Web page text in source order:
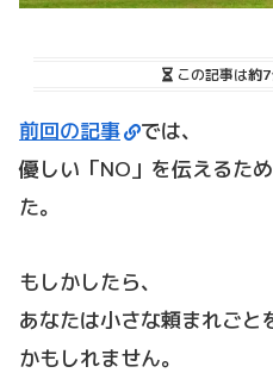
この記事は約
前回の記事
では、
優しい「NO」を伝えるた
た。
もしかしたら、
あなたは小さな頼まれごと
かもしれません。